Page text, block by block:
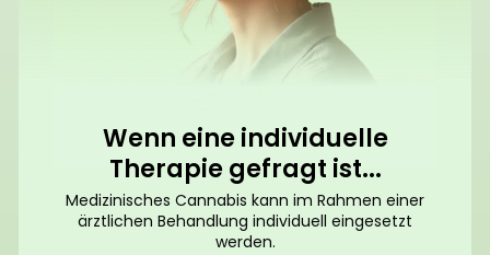
Wenn eine individuelle
Therapie gefragt ist...
Medizinisches Cannabis kann im Rahmen einer
ärztlichen Behandlung individuell eingesetzt
werden.